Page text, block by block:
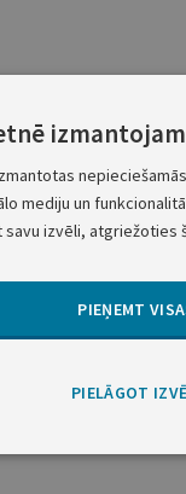
mediju un
izvēli, atgriežoties
PIEŅEMT
PIELĀGOT